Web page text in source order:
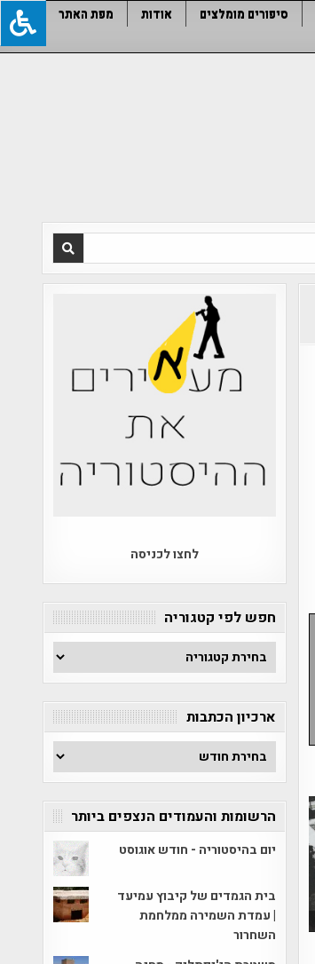
סיפורים מומלצים אודות
מפת האתר
לחצו לכניסה
חפש לפי קטגוריה
חפש
לפי
קטגוריה
ארכיון הכתבות
ארכיון
הכתבות
הרשומות והעמודים הנצפים ביותר
יום בהיסטוריה - חודש אוגוסט
בית הגמדים של קיבוץ עמיעד
| עמדת השמירה ממלחמת
השחרור